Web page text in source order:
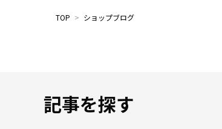
TOP > ショップブログ
記事を探す